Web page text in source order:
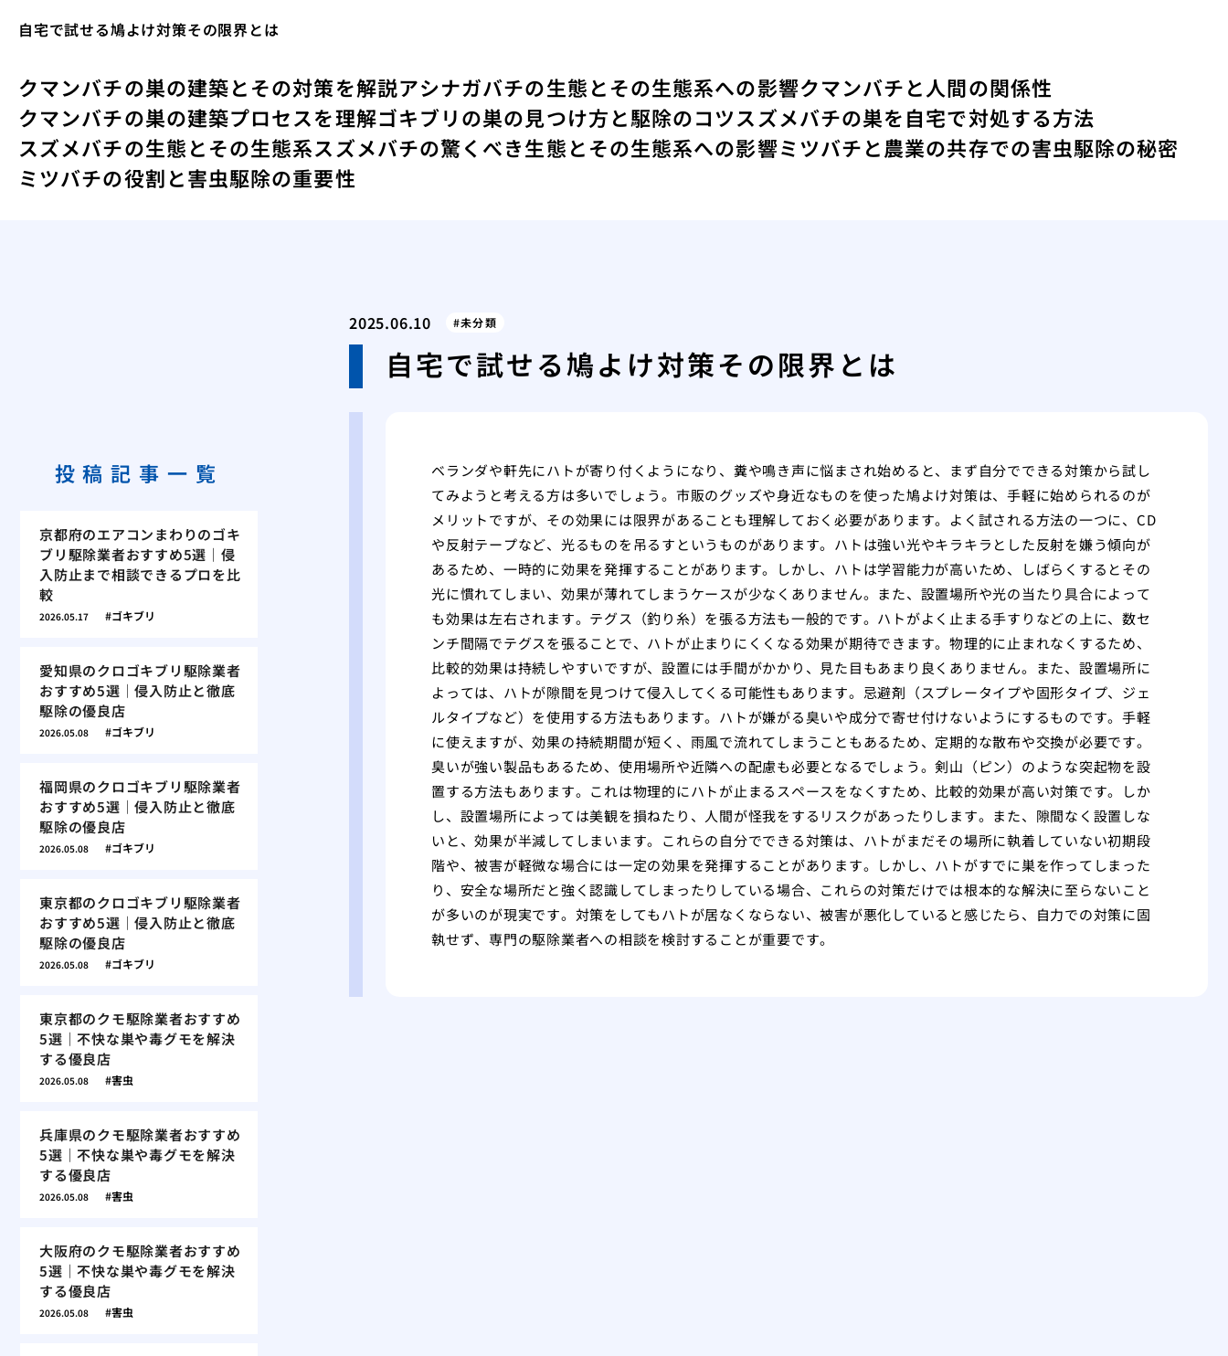
自宅で試せる鳩よけ対策その限界とは
クマンバチの巣の建築とその対策を解説アシナガバチの生態とその生態系への影響クマンバチと人間の関係性
クマンバチの巣の建築プロセスを理解ゴキブリの巣の見つけ方と駆除のコツスズメバチの巣を自宅で対処する方法
スズメバチの生態とその生態系スズメバチの驚くべき生態とその生態系への影響ミツバチと農業の共存での害虫駆除の秘密
ミツバチの役割と害虫駆除の重要性
2025.06.10 未分類
自宅で試せる鳩よけ対策その限界とは
ベランダや軒先にハトが寄り付くようになり、糞や鳴き声に悩まされ始めると、まず自分でできる対策から試し
てみようと考える方は多いでしょう。市販のグッズや身近なものを使った鳩よけ対策は、手軽に始められるのが
メリットですが、その効果には限界があることも理解しておく必要があります。よく試される方法の一つに、CD
や反射テープなど、光るものを吊るすというものがあります。ハトは強い光やキラキラとした反射を嫌う傾向が
あるため、一時的に効果を発揮することがあります。しかし、ハトは学習能力が高いため、しばらくするとその
光に慣れてしまい、効果が薄れてしまうケースが少なくありません。また、設置場所や光の当たり具合によって
も効果は左右されます。テグス（釣り糸）を張る方法も一般的です。ハトがよく止まる手すりなどの上に、数セ
ンチ間隔でテグスを張ることで、ハトが止まりにくくなる効果が期待できます。物理的に止まれなくするため、
比較的効果は持続しやすいですが、設置には手間がかかり、見た目もあまり良くありません。また、設置場所に
よっては、ハトが隙間を見つけて侵入してくる可能性もあります。忌避剤（スプレータイプや固形タイプ、ジェ
ルタイプなど）を使用する方法もあります。ハトが嫌がる臭いや成分で寄せ付けないようにするものです。手軽
に使えますが、効果の持続期間が短く、雨風で流れてしまうこともあるため、定期的な散布や交換が必要です。
臭いが強い製品もあるため、使用場所や近隣への配慮も必要となるでしょう。剣山（ピン）のような突起物を設
置する方法もあります。これは物理的にハトが止まるスペースをなくすため、比較的効果が高い対策です。しか
し、設置場所によっては美観を損ねたり、人間が怪我をするリスクがあったりします。また、隙間なく設置しな
いと、効果が半減してしまいます。これらの自分でできる対策は、ハトがまだその場所に執着していない初期段
階や、被害が軽微な場合には一定の効果を発揮することがあります。しかし、ハトがすでに巣を作ってしまった
り、安全な場所だと強く認識してしまったりしている場合、これらの対策だけでは根本的な解決に至らないこと
が多いのが現実です。対策をしてもハトが居なくならない、被害が悪化していると感じたら、自力での対策に固
執せず、専門の駆除業者への相談を検討することが重要です。
投稿記事一覧
京都府のエアコンまわりのゴキ
ブリ駆除業者おすすめ5選｜侵
入防止まで相談できるプロを比
較
2026.05.17 ゴキブリ
愛知県のクロゴキブリ駆除業者
おすすめ5選｜侵入防止と徹底
駆除の優良店
2026.05.08 ゴキブリ
福岡県のクロゴキブリ駆除業者
おすすめ5選｜侵入防止と徹底
駆除の優良店
2026.05.08 ゴキブリ
東京都のクロゴキブリ駆除業者
おすすめ5選｜侵入防止と徹底
駆除の優良店
2026.05.08 ゴキブリ
東京都のクモ駆除業者おすすめ
5選｜不快な巣や毒グモを解決
する優良店
2026.05.08 害虫
兵庫県のクモ駆除業者おすすめ
5選｜不快な巣や毒グモを解決
する優良店
2026.05.08 害虫
大阪府のクモ駆除業者おすすめ
5選｜不快な巣や毒グモを解決
する優良店
2026.05.08 害虫